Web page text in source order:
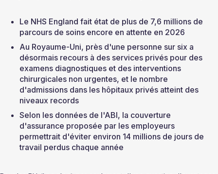
Le NHS England fait état de plus de 7,6 millions de
parcours de soins encore en attente en 2026
Au Royaume-Uni, près d'une personne sur six a
désormais recours à des services privés pour des
examens diagnostiques et des interventions
chirurgicales non urgentes, et le nombre
d'admissions dans les hôpitaux privés atteint des
niveaux records
Selon les données de l'ABI, la couverture
d'assurance proposée par les employeurs
permettrait d'éviter environ 14 millions de jours de
travail perdus chaque année